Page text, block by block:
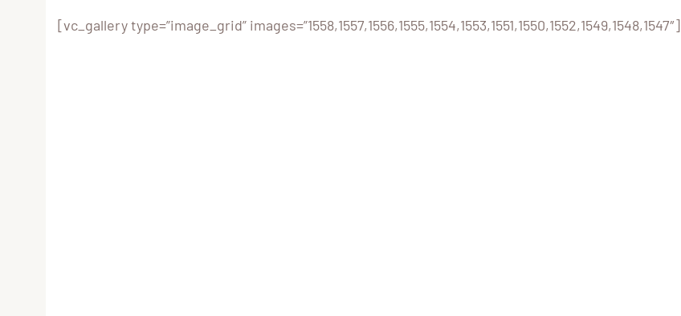
[vc_gallery type=”image_grid” images=”1558,1557,1556,1555,1554,1553,1551,1550,1552,1549,1548,1547″]